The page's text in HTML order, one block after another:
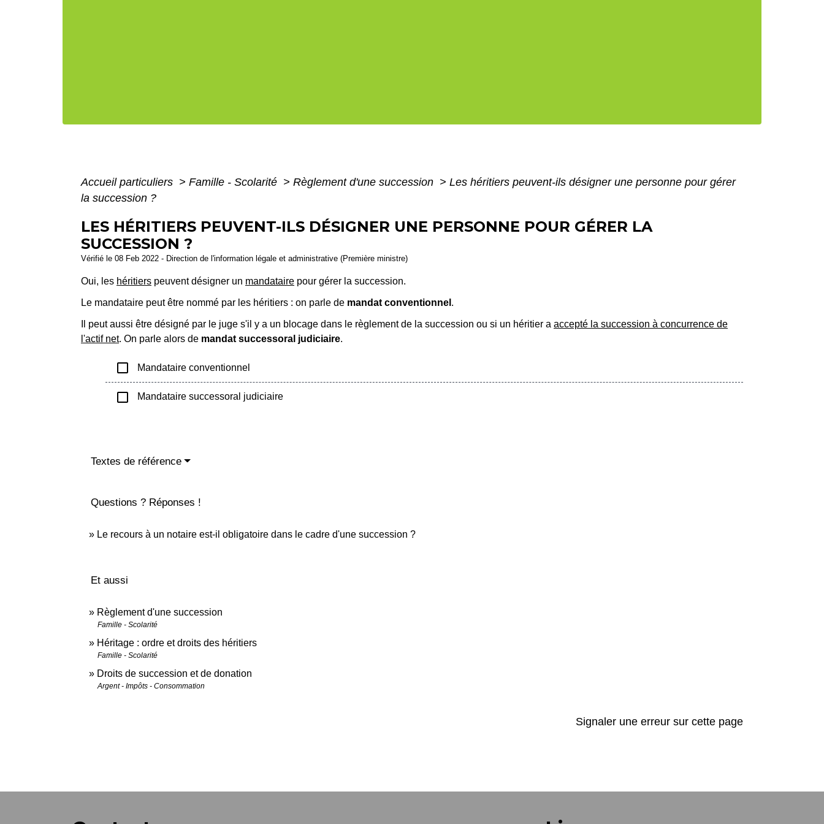
Accueil particuliers > Famille - Scolarité > Règlement d'une succession > Les héritiers peuvent-ils désigner une personne pour gérer
la succession ?
LES HÉRITIERS PEUVENT-ILS DÉSIGNER UNE PERSONNE POUR GÉRER LA
SUCCESSION ?
Vérifié le 08 Feb 2022 - Direction de l'information légale et administrative (Première ministre)
Oui, les héritiers peuvent désigner un mandataire pour gérer la succession.
Le mandataire peut être nommé par les héritiers : on parle de mandat conventionnel .
Il peut aussi être désigné par le juge s'il y a un blocage dans le règlement de la succession ou si un héritier a accepté la succession à concurrence de
l'actif net. On parle alors de mandat successoral judiciaire.
check_box_outline_blank Mandataire conventionnel
check_box_outline_blank Mandataire successoral judiciaire
Textes de référence
Questions ? Réponses !
Le recours à un notaire est-il obligatoire dans le cadre d'une succession ?
Et aussi
Règlement d'une succession
Famille - Scolarité
Héritage : ordre et droits des héritiers
Famille - Scolarité
Droits de succession et de donation
Argent - Impôts - Consommation
Signaler une erreur sur cette page